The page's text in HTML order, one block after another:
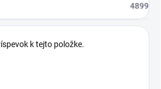
4899
k tejto položke.